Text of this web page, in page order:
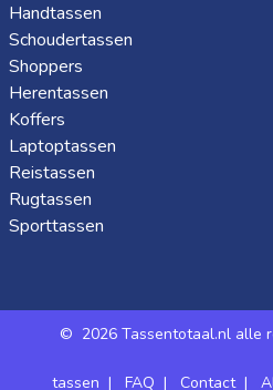
Handtassen
Schoudertassen
Shoppers
Herentassen
Koffers
Laptoptassen
Reistassen
Rugtassen
Sporttassen
© 2026 Tassentotaal.nl alle
tassen | FAQ | Contact|